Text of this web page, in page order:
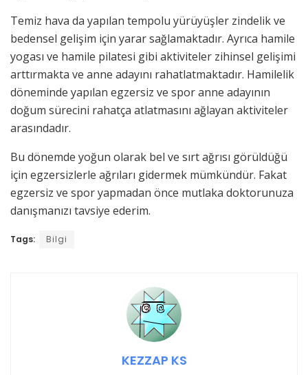
Temiz hava da yapılan tempolu yürüyüşler zindelik ve
bedensel gelişim için yarar sağlamaktadır. Ayrıca hamile
yogası ve hamile pilatesi gibi aktiviteler zihinsel gelişimi
arttırmakta ve anne adayını rahatlatmaktadır. Hamilelik
döneminde yapılan egzersiz ve spor anne adayının
doğum sürecini rahatça atlatmasını ağlayan aktiviteler
arasındadır.
Bu dönemde yoğun olarak bel ve sırt ağrısı görüldüğü
için egzersizlerle ağrıları gidermek mümkündür. Fakat
egzersiz ve spor yapmadan önce mutlaka doktorunuza
danışmanızı tavsiye ederim.
Tags: Bilgi
KEZZAP KS